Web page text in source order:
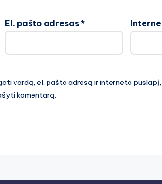
El. pašto adresas*
vardą, el. pašto adresą ir interneto
komentarą.